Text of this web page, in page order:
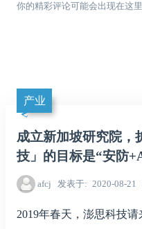
你的精彩评论可能会出现在这里
产业
成立新加坡研究院，
技」的目标是“安防
afcj 发表于 2020-08-21
2019年春天，澎思科技